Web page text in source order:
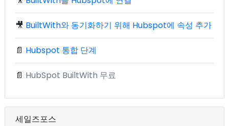
🎥 BuiltWith와 동기화하기 위해 Hubspot에 속성 추가
📄 Hubspot 통합 단계
📄 HubSpot BuiltWith 무료
세일즈포스